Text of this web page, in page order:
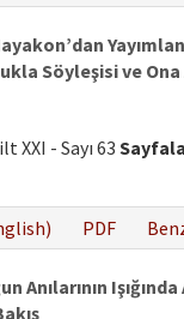
Söyleşisi ve Ona
XXI - Sayı 63
PDF
Anılarının